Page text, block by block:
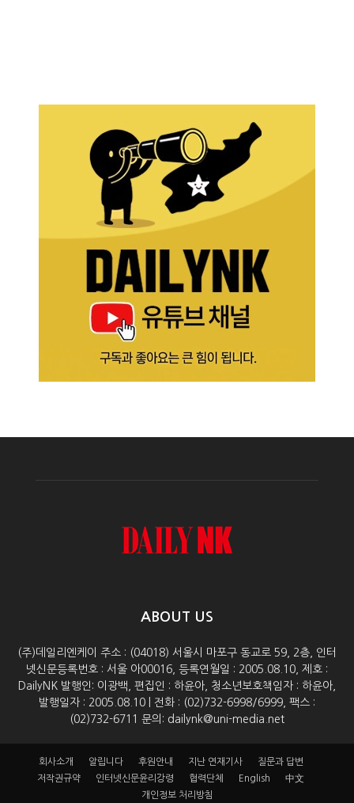
ABOUT US
(주)데일리엔케이 주소 : (04018) 서울시 마포구 동교로 59, 2층, 인터
넷신문등록번호 : 서울 아00016, 등록연월일 : 2005.08.10, 제호 :
DailyNK 발행인: 이광백, 편집인 : 하윤아, 청소년보호책임자 : 하윤아,
발행일자 : 2005.08.10 | 전화 : (02)732-6998/6999, 팩스 :
(02)732-6711 문의: dailynk@uni-media.net
회사소개 알립니다 후원안내 지난 연재기사
질문과 답변
저작권규약
인터넷신문윤리강령 협력단체 English
中文
개인정보 처리방침